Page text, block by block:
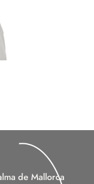
de Mallorca